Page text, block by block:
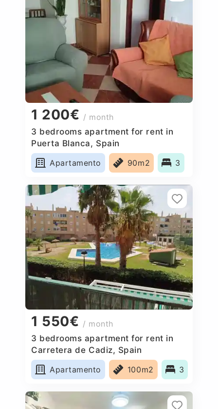
1 200€ / month
3 bedrooms apartment for rent in
Puerta Blanca, Spain
Apartamento
90m2 3
1 550€ / month
3 bedrooms apartment for rent in
Carretera de Cadiz, Spain
Apartamento
100m2 3